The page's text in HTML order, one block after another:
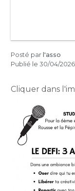
Posté parl'asso
Publié le 30/04/
Cliquer dans